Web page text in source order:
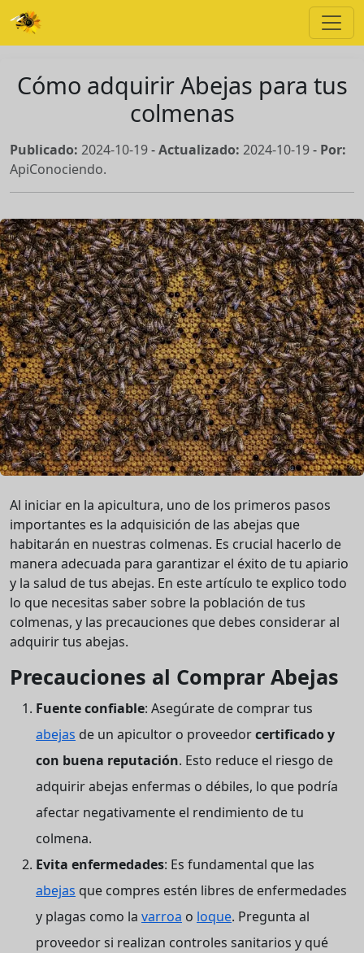
Cómo adquirir Abejas para tus
colmenas
Publicado: 2024-10-19-Actualizado: 2024-10-19- Por:
ApiConociendo.
Al iniciar en la apicultura, uno de los primeros pasos
importantes es la adquisición de las abejas que
habitarán en nuestras colmenas. Es crucial hacerlo de
manera adecuada para garantizar el éxito de tu apiario
y la salud de tus abejas. En este artículo te explico todo
lo que necesitas saber sobre la población de tus
colmenas, y las precauciones que debes considerar al
adquirir tus abejas.
Precauciones al Comprar Abejas
Fuente confiable: Asegúrate de comprar tus
abejas de un apicultor o proveedorcertificado y
con buena reputación. Esto reduce el riesgo de
adquirir abejas enfermas o débiles, lo que podría
afectar negativamente el rendimiento de tu
colmena.
Evita enfermedades: Es fundamental que las
abejas que compres estén libres de enfermedades
y plagas como la varroa o loque. Pregunta al
proveedor si realizan controles sanitarios y qué